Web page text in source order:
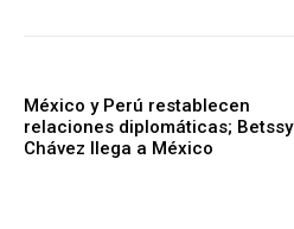
México y Perú restablecen
relaciones diplomáticas; Betssy
Chávez llega a México